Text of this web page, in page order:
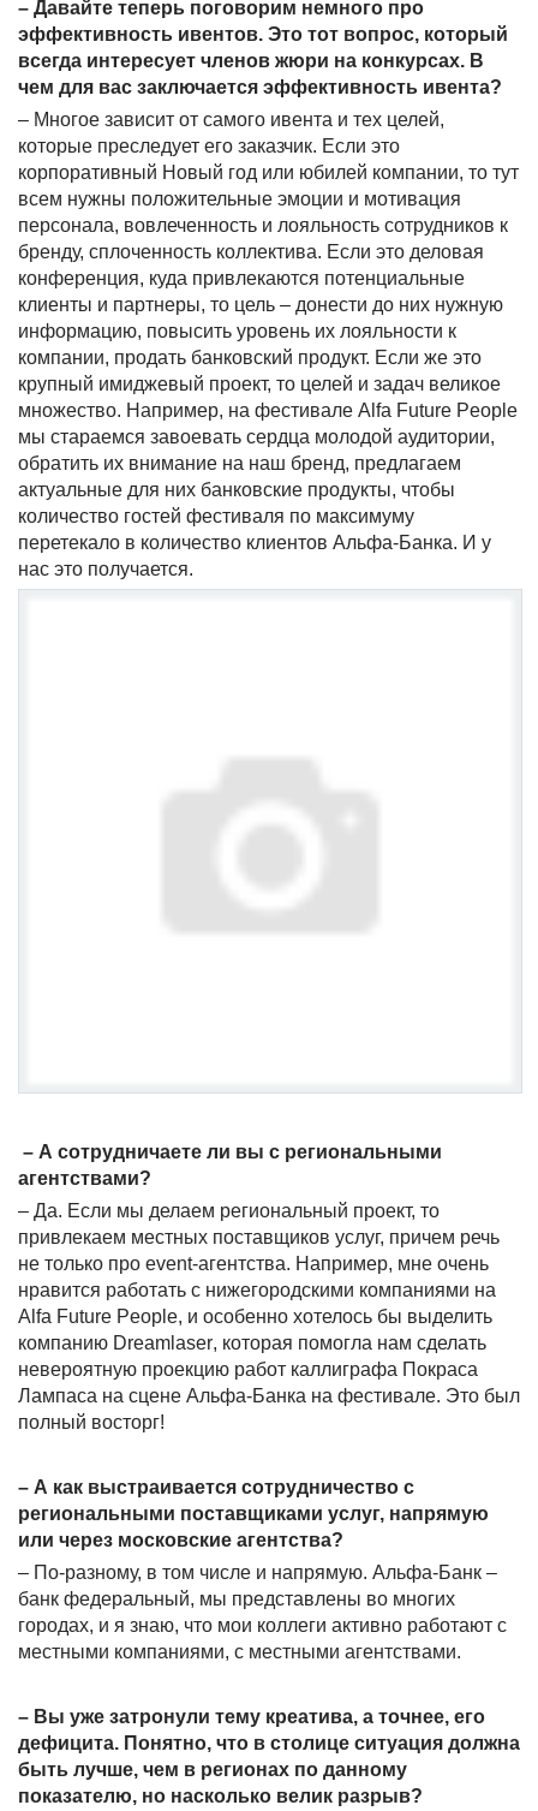
– Давайте теперь поговорим немного про
эффективность ивентов. Это тот вопрос, который
всегда интересует членов жюри на конкурсах. В
чем для вас заключается эффективность ивента?
– Многое зависит от самого ивента и тех целей,
которые преследует его заказчик. Если это
корпоративный Новый год или юбилей компании, то тут
всем нужны положительные эмоции и мотивация
персонала, вовлеченность и лояльность сотрудников к
бренду, сплоченность коллектива. Если это деловая
конференция, куда привлекаются потенциальные
клиенты и партнеры, то цель – донести до них нужную
информацию, повысить уровень их лояльности к
компании, продать банковский продукт. Если же это
крупный имиджевый проект, то целей и задач великое
множество. Например, на фестивале Alfa Future People
мы стараемся завоевать сердца молодой аудитории,
обратить их внимание на наш бренд, предлагаем
актуальные для них банковские продукты, чтобы
количество гостей фестиваля по максимуму
перетекало в количество клиентов Альфа-Банка. И у
нас это получается.
– А сотрудничаете ли вы с региональными
агентствами?
– Да. Если мы делаем региональный проект, то
привлекаем местных поставщиков услуг, причем речь
не только про event-агентства. Например, мне очень
нравится работать с нижегородскими компаниями на
Alfa Future People, и особенно хотелось бы выделить
компанию Dreamlaser, которая помогла нам сделать
невероятную проекцию работ каллиграфа Покраса
Лампаса на сцене Альфа-Банка на фестивале. Это был
полный восторг!
– А как выстраивается сотрудничество с
региональными поставщиками услуг, напрямую
или через московские агентства?
– По-разному, в том числе и напрямую. Альфа-Банк –
банк федеральный, мы представлены во многих
городах, и я знаю, что мои коллеги активно работают с
местными компаниями, с местными агентствами.
– Вы уже затронули тему креатива, а точнее, его
дефицита. Понятно, что в столице ситуация должна
быть лучше, чем в регионах по данному
показателю, но насколько велик разрыв?